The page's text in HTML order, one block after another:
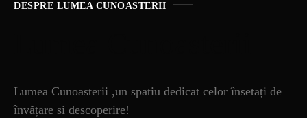
DESPRE LUMEA CUNOASTERII
Lumea Cunoasterii ,un spatiu dedicat celor însetați de
învățare si descoperire!